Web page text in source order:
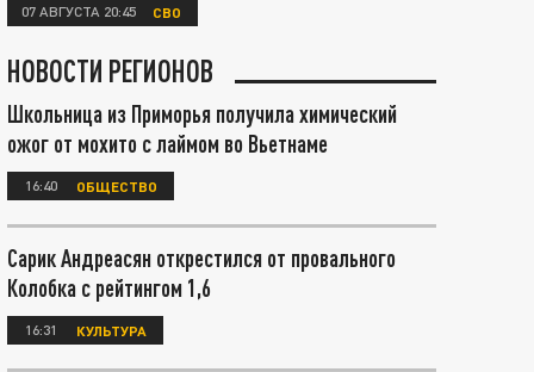
07 АВГУСТА 20:45 СВО
НОВОСТИ РЕГИОНОВ
Школьница из Приморья получила химический
ожог от мохито с лаймом во Вьетнаме
16:40 ОБЩЕСТВО
Сарик Андреасян открестился от провального
Колобка с рейтингом 1,6
16:31 КУЛЬТУРА